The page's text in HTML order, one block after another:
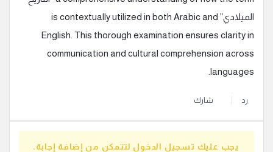
الميلادي” is contextually utilized in both Arabic and
English. This thorough examination ensures clarity in
communication and cultural comprehension across
languages.
رد شارك
يجب عليك تسجيل الدخول لتتمكن من إضافة إجابة.